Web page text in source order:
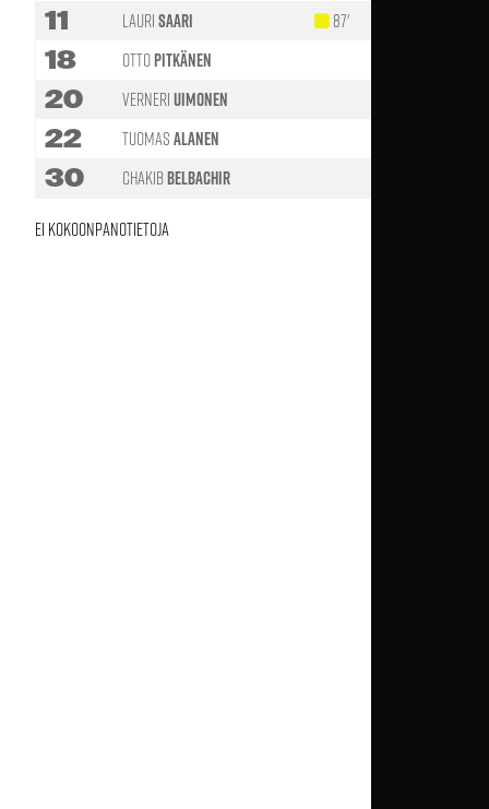
11 LauriSaari 87'
18 OttoPitkänen
20 VerneriUimonen
22 TuomasAlanen
30 ChakibBelbachir
Ei kokoonpanotietoja